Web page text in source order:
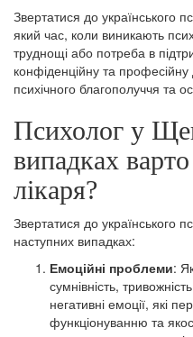
Звертатися до українського
який час, коли виникають
труднощі або потреба в
конфіденційну та
психічного благополуччя та
Психолог у
випадках
лікаря?
Звертатися до українського
наступних випадках:
Емоційні проблеми:
сумнівність,
негативні емоції, які
функціонуванню та